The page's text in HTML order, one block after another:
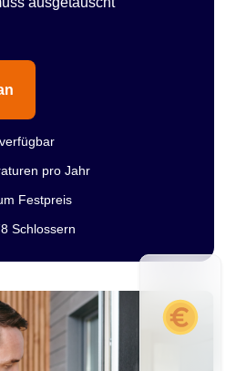
pro Jahr
Festpreis
Schlossern